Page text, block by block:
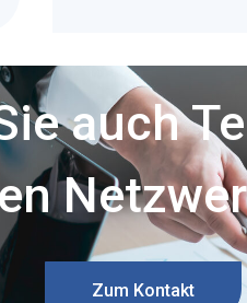
auch
Zum Kontakt